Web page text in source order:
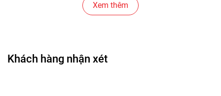
Xem thêm
Khách hàng nhận xét